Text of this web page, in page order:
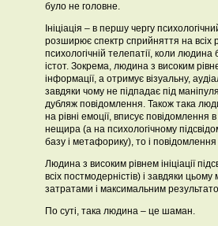
було не головне.
Ініціація – в першу чергу
розширює спектр сприйняття на всіх
психологічній телепатії, коли
істот. Зокрема, людина з високим
інформації, а отримує візуальну,
завдяки чому не підпадає під
дубляж повідомлення. Також така
на рівні емоції, вписує
нещира (а на психологічному
базу і метафорику), то і
Людина з високим рівнем ініціації
всіх постмодерністів) і завдяки
затратами і максимальним
По суті, така людина – це шаман.